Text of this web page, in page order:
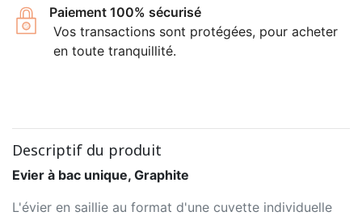
Paiement 100% sécurisé
Vos transactions sont protégées, pour acheter
en toute tranquillité.
Descriptif du produit
Evier à bac unique, Graphite
L'évier en saillie au format d'une cuvette individuelle